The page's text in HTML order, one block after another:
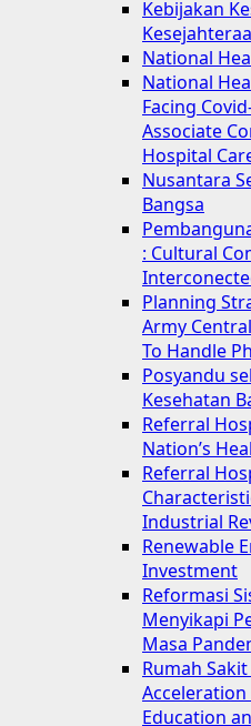
Kebijakan
National
National
Facing
Associate
Hospital
Nusantara
Bangsa
: Cultural
Planning
Army
To Handle
Posyandu
Kesehatan
Referral
Nation’s
Referral
Industrial
Renewable
Investment
Reformasi
Menyikapi
Masa
Rumah
Acceleration
Education